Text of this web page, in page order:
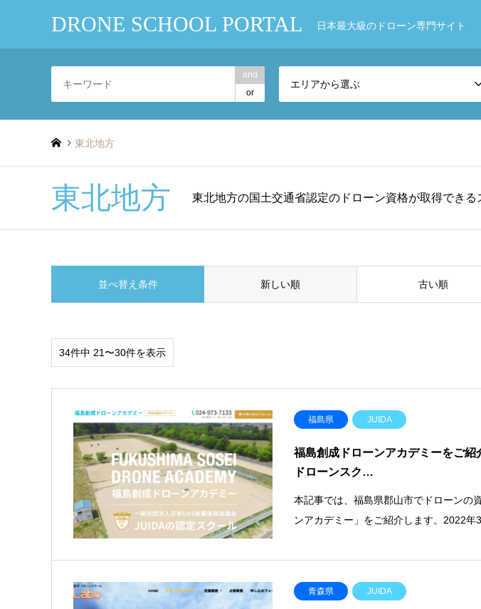
DRONE SCHOOL PORTAL 日本最大級のドローン専門サイト
and
or
エリアから選ぶ
東北地方
東北地方 東北地方の国土交通省認定のドローン資格が取得でき
並べ替え条件 新しい順 古い順
34件中 21〜30件を表示
福島県 JUIDA
福島創成ドローンアカデミーをご
ドローンスク…
本記事では、福島県郡山市でドローンの
ンアカデミー」をご紹介します。2022年
青森県 JUIDA